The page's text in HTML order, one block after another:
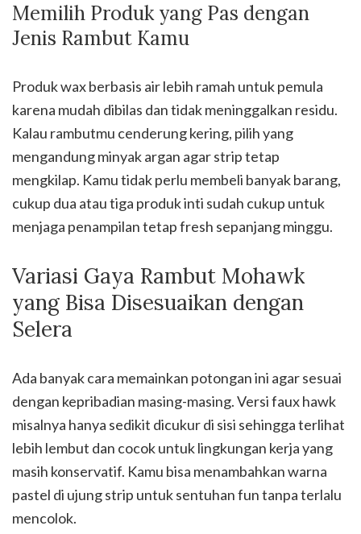
Memilih Produk yang Pas dengan
Jenis Rambut Kamu
Produk wax berbasis air lebih ramah untuk pemula
karena mudah dibilas dan tidak meninggalkan residu.
Kalau rambutmu cenderung kering, pilih yang
mengandung minyak argan agar strip tetap
mengkilap. Kamu tidak perlu membeli banyak barang,
cukup dua atau tiga produk inti sudah cukup untuk
menjaga penampilan tetap fresh sepanjang minggu.
Variasi Gaya Rambut Mohawk
yang Bisa Disesuaikan dengan
Selera
Ada banyak cara memainkan potongan ini agar sesuai
dengan kepribadian masing-masing. Versi faux hawk
misalnya hanya sedikit dicukur di sisi sehingga terlihat
lebih lembut dan cocok untuk lingkungan kerja yang
masih konservatif. Kamu bisa menambahkan warna
pastel di ujung strip untuk sentuhan fun tanpa terlalu
mencolok.